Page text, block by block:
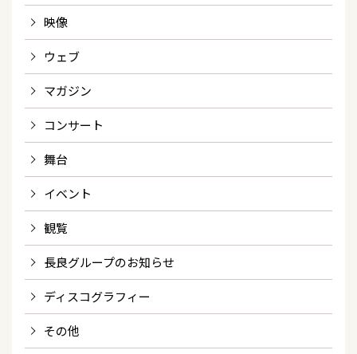
映像
ウェブ
マガジン
コンサート
舞台
イベント
観覧
長良グループのお知らせ
ディスコグラフィー
その他